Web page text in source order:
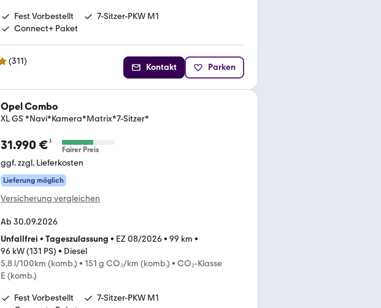
Fest Vorbestellt
7-Sitzer-PKW M1
Connect+ Paket
(311)
Kontakt Parken
Opel Combo
XL GS *Navi*Kamera*Matrix*7-Sitzer*
31.990 €¹
Fairer Preis
ggf. zzgl. Lieferkosten
Lieferung möglich
Versicherung vergleichen
Ab 30.09.2026
Unfallfrei • Tageszulassung • EZ 08/2026• 99 km •
96 kW (131 PS) • Diesel
5,8 l/100km (komb.) • 151 g CO₂/km (komb.) • CO₂-Klasse
E (komb.)
Fest Vorbestellt
7-Sitzer-PKW M1